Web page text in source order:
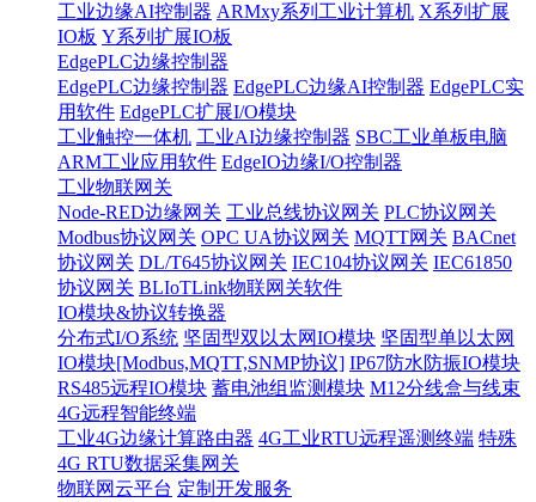
工业边缘AI控制器 ARMxy系列工业计算机 X系列扩展
IO板 Y系列扩展IO板
EdgePLC边缘控制器
EdgePLC边缘控制器 EdgePLC边缘AI控制器 EdgePLC实
用软件 EdgePLC扩展I/O模块
工业触控一体机 工业AI边缘控制器 SBC工业单板电脑
ARM工业应用软件 EdgeIO边缘I/O控制器
工业物联网关
Node-RED边缘网关 工业总线协议网关 PLC协议网关
Modbus协议网关 OPC UA协议网关 MQTT网关 BACnet
协议网关 DL/T645协议网关 IEC104协议网关 IEC61850
协议网关 BLIoTLink物联网关软件
IO模块&协议转换器
分布式I/O系统 坚固型双以太网IO模块 坚固型单以太网
IO模块[Modbus,MQTT,SNMP协议] IP67防水防振IO模块
RS485远程IO模块 蓄电池组监测模块 M12分线盒与线束
4G远程智能终端
工业4G边缘计算路由器 4G工业RTU远程遥测终端 特殊
4G RTU数据采集网关
物联网云平台 定制开发服务